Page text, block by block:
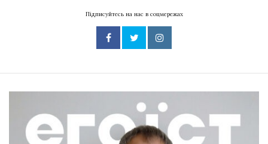
Підписуйтесь на нас в соцмережах